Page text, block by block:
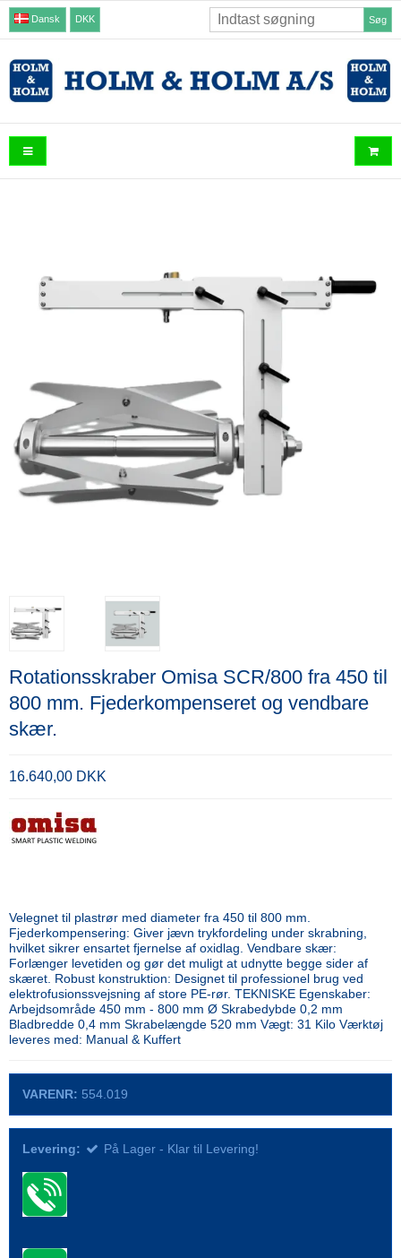
Dansk DKK Søg
Rotationsskraber Omisa SCR/800 fra 450 til
800 mm. Fjederkompenseret og vendbare
skær.
16.640,00 DKK
Velegnet til plastrør med diameter fra 450 til 800 mm.
Fjederkompensering: Giver jævn trykfordeling under skrabning,
hvilket sikrer ensartet fjernelse af oxidlag. Vendbare skær:
Forlænger levetiden og gør det muligt at udnytte begge sider af
skæret. Robust konstruktion: Designet til professionel brug ved
elektrofusionssvejsning af store PE-rør. TEKNISKE Egenskaber:
Arbejdsområde 450 mm - 800 mm Ø Skrabedybde 0,2 mm
Bladbredde 0,4 mm Skrabelængde 520 mm Vægt: 31 Kilo Værktøj
leveres med: Manual & Kuffert
VARENR: 554.019
Levering: På Lager - Klar til Levering!